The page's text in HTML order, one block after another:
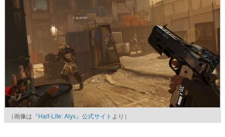
（画像は 『Half-Life: Alyx』公式サイト より）